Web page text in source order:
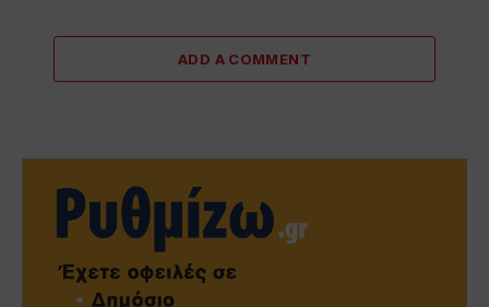
ADD A COMMENT